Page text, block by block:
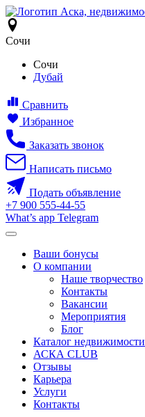
Сочи
Сочи
Дубай
Сравнить
Избранное
Заказать звонок
Написать письмо
Подать объявление
+7 900 555-44-55
What’s app Telegram
Ваши бонусы
О компании
Наше творчество
Контакты
Вакансии
Мероприятия
Блог
Каталог недвижимости
АСКА CLUB
Отзывы
Карьера
Услуги
Контакты